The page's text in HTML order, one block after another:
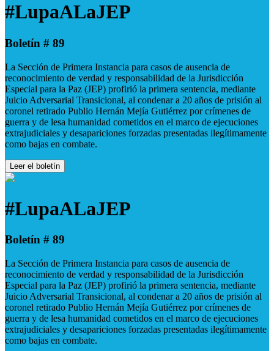
#LupaALaJEP
Boletín # 89
La Sección de Primera Instancia para casos de ausencia de
reconocimiento de verdad y responsabilidad de la Jurisdicción
Especial para la Paz (JEP) profirió la primera sentencia, mediante
Juicio Adversarial Transicional, al condenar a 20 años de prisión al
coronel retirado Publio Hernán Mejía Gutiérrez por crímenes de
guerra y de lesa humanidad cometidos en el marco de ejecuciones
extrajudiciales y desapariciones forzadas presentadas ilegítimamente
como bajas en combate.
Leer el boletín
#LupaALaJEP
Boletín # 89
La Sección de Primera Instancia para casos de ausencia de
reconocimiento de verdad y responsabilidad de la Jurisdicción
Especial para la Paz (JEP) profirió la primera sentencia, mediante
Juicio Adversarial Transicional, al condenar a 20 años de prisión al
coronel retirado Publio Hernán Mejía Gutiérrez por crímenes de
guerra y de lesa humanidad cometidos en el marco de ejecuciones
extrajudiciales y desapariciones forzadas presentadas ilegítimamente
como bajas en combate.